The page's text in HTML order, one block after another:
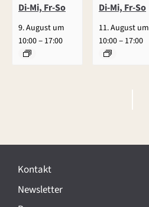
Di-Mi, Fr-So
9. August um
10:00– 17:00
Di-Mi, Fr-So
11. August um
10:00– 17:00
e
a
n
Kontakt
Newsletter